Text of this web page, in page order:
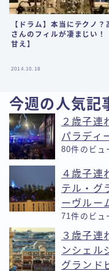
【ドラム】本当にテクノ？
さんのフィルが凄まじい！
甘え】
2014.10.18
今週の人気記
２歳子連
パラディ
80件のビュ
４歳子連
テル・グ
ーヴルー
71件のビュ
３歳子連
ンシェル
グランド